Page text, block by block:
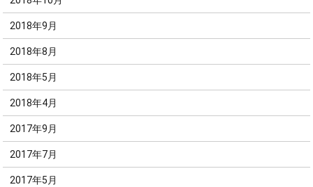
2018年9月
2018年8月
2018年5月
2018年4月
2017年9月
2017年7月
2017年5月